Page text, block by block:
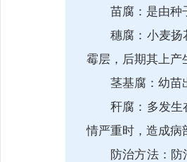
苗腐：是由种
穗腐：小麦扬
霉层，后期其上产
茎基腐：幼苗
秆腐：多发生
情严重时，造成病
防治方法：